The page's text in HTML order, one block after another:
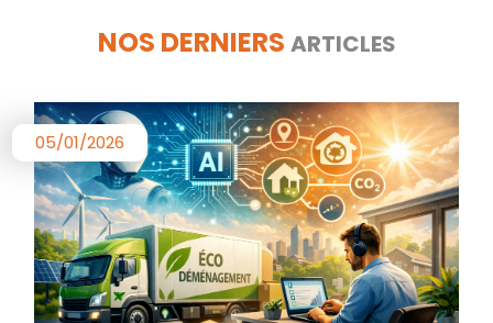
NOS DERNIERS ARTICLES
05/01/2026